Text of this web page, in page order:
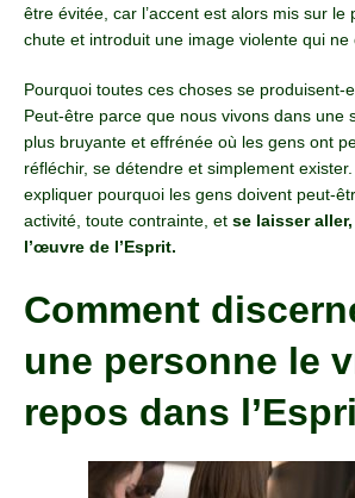
être évitée, car l’accent est alors mis sur le
chute et introduit une image violente qui ne
Pourquoi toutes ces choses se produisent-
Peut-être parce que nous vivons dans une
plus bruyante et effrénée où les gens ont
réfléchir, se détendre et simplement
expliquer pourquoi les gens doivent peut-
activité, toute contrainte, et se laisser
l’œuvre de l’Esprit.
Comment
une personne le
repos dans